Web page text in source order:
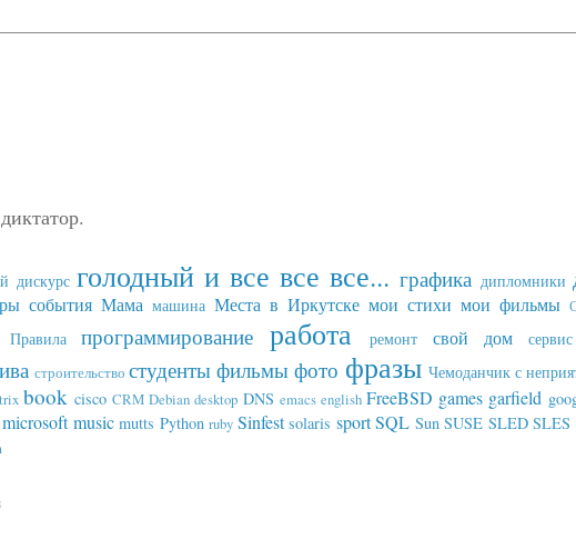
дискурс голодный и все все все... графика дипломники
события Мама машина Места в Иркутске мои стихи мои фильмы
Правила программирование работа ремонт свой дом сервис
строительство студенты фильмы фото фразы Чемоданчик с
book cisco CRM Debian desktop DNS emacs english FreeBSD games garfield
microsoft music mutts Python ruby Sinfest solaris sport SQL Sun SUSE SLED SLES